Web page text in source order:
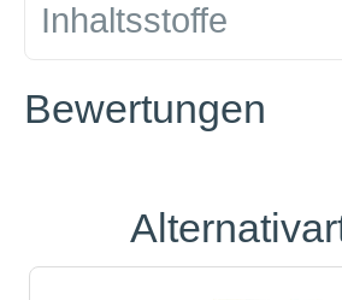
Inhaltsstoffe
Bewertungen
Produktgalerie überspringen